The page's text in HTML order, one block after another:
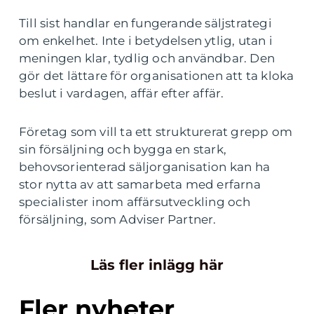
Till sist handlar en fungerande säljstrategi
om enkelhet. Inte i betydelsen ytlig, utan i
meningen klar, tydlig och användbar. Den
gör det lättare för organisationen att ta kloka
beslut i vardagen, affär efter affär.
Företag som vill ta ett strukturerat grepp om
sin försäljning och bygga en stark,
behovsorienterad säljorganisation kan ha
stor nytta av att samarbeta med erfarna
specialister inom affärsutveckling och
försäljning, som Adviser Partner.
Läs fler inlägg här